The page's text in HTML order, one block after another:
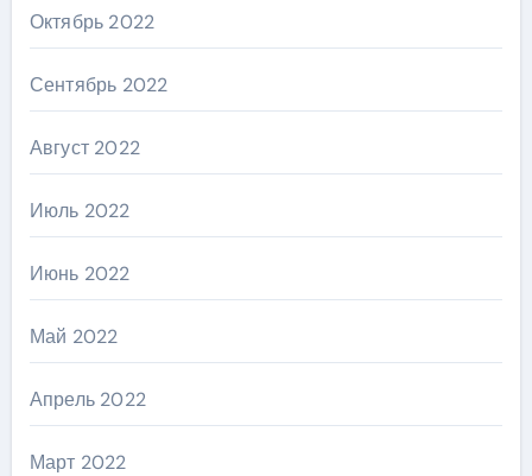
Октябрь 2022
Сентябрь 2022
Август 2022
Июль 2022
Июнь 2022
Май 2022
Апрель 2022
Март 2022